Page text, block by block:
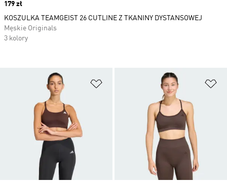
Dodaj do listy życzeń
Price
179 zł
KOSZULKA TEAMGEIST 26 CUTLINE Z TKANINY DYSTANSOWEJ
Męskie Originals
3 kolory